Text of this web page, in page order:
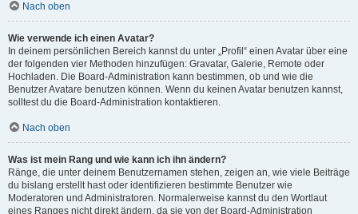
Nach oben
Wie verwende ich einen Avatar?
In deinem persönlichen Bereich kannst du unter „Profil“ einen Avatar über eine
der folgenden vier Methoden hinzufügen: Gravatar, Galerie, Remote oder
Hochladen. Die Board-Administration kann bestimmen, ob und wie die
Benutzer Avatare benutzen können. Wenn du keinen Avatar benutzen kannst,
solltest du die Board-Administration kontaktieren.
Nach oben
Was ist mein Rang und wie kann ich ihn ändern?
Ränge, die unter deinem Benutzernamen stehen, zeigen an, wie viele Beiträge
du bislang erstellt hast oder identifizieren bestimmte Benutzer wie
Moderatoren und Administratoren. Normalerweise kannst du den Wortlaut
eines Ranges nicht direkt ändern, da sie von der Board-Administration